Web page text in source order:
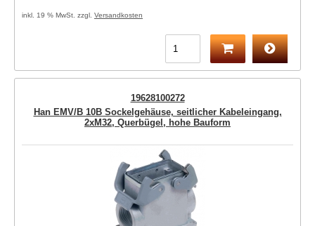
inkl. 19 % MwSt. zzgl. Versandkosten
19628100272
Han EMV/B 10B Sockelgehäuse, seitlicher Kabeleingang,
2xM32, Querbügel, hohe Bauform